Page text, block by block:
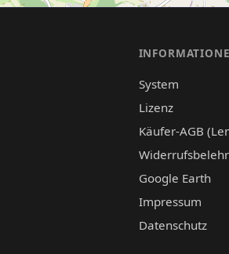
System
Lizenz
Käufer-AGB
Google Earth
Impressum
Datenschutz